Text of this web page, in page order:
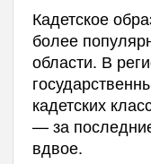
Кадетское
более
области. В
кадетских
— за
вдвое.